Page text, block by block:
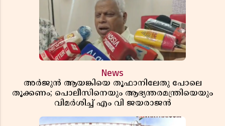
News
അർജുൻ ആയങ്കിയെ തൂഫാനിലേതു പോലെ
തൂക്കണം; പൊലീസിനെയും ആഭ്യന്തരമന്ത്രിയെയും
വിമർശിച്ച് എം വി ജയരാജൻ